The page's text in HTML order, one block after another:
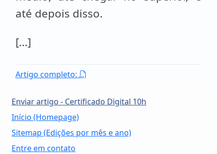
até depois disso.
[...]
Artigo completo:
Enviar artigo - Certificado Digital 10h
Início (Homepage)
Sitemap (Edições por mês e ano)
Entre em contato